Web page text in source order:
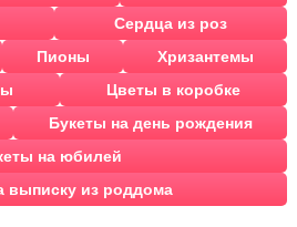
Сердца из роз
Пионы
Хризантемы
Цветы в коробке
Букеты на день рождения
на юбилей
выписку из роддома